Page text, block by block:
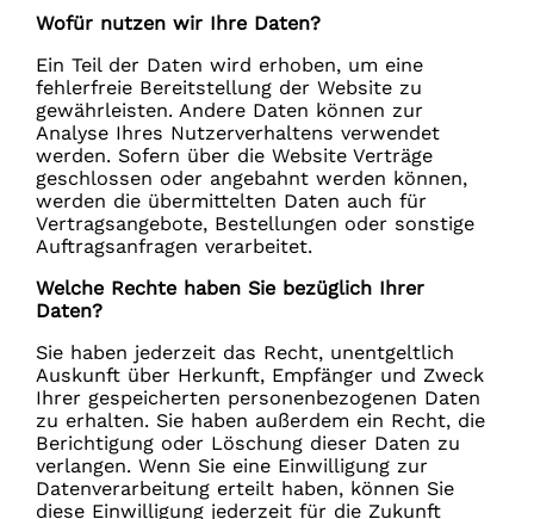
Wofür nutzen wir Ihre Daten?
Ein Teil der Daten wird erhoben, um eine
fehlerfreie Bereitstellung der Website zu
gewährleisten. Andere Daten können zur
Analyse Ihres Nutzerverhaltens verwendet
werden. Sofern über die Website Verträge
geschlossen oder angebahnt werden können,
werden die übermittelten Daten auch für
Vertragsangebote, Bestellungen oder sonstige
Auftragsanfragen verarbeitet.
Welche Rechte haben Sie bezüglich Ihrer
Daten?
Sie haben jederzeit das Recht, unentgeltlich
Auskunft über Herkunft, Empfänger und Zweck
Ihrer gespeicherten personenbezogenen Daten
zu erhalten. Sie haben außerdem ein Recht, die
Berichtigung oder Löschung dieser Daten zu
verlangen. Wenn Sie eine Einwilligung zur
Datenverarbeitung erteilt haben, können Sie
diese Einwilligung jederzeit für die Zukunft